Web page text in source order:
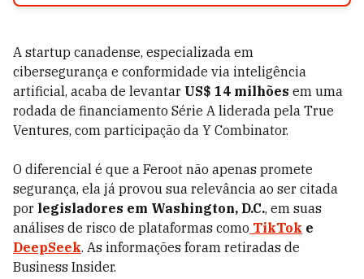
A startup canadense, especializada em
cibersegurança e conformidade via inteligência
artificial, acaba de levantar US$ 14 milhões em uma
rodada de financiamento Série A liderada pela True
Ventures, com participação da Y Combinator.
O diferencial é que a Feroot não apenas promete
segurança, ela já provou sua relevância ao ser citada
por legisladores em Washington, D.C., em suas
análises de risco de plataformas como TikTok e
DeepSeek. As informações foram retiradas de
Business Insider.